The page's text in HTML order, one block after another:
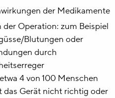
der Medikamente
der Operation: zum Beispiel
Blutungen oder
durch
4 von 100 Menschen
das Gerät nicht richtig oder